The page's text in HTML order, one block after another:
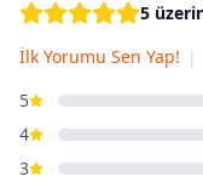
5
İlk Yorumu Sen Yap! |
5
4
3